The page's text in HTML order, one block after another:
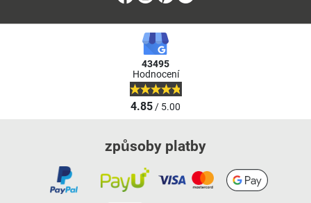
43495
Hodnocení
4.85/ 5.00
způsoby platby